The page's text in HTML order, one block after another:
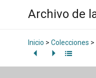
Archivo de
Inicio > Colecciones >